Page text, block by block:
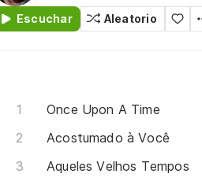
Escuchar Aleatorio
Once Upon A Time
Acostumado à Você
Aqueles Velhos Tempos